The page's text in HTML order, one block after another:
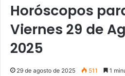
Horóscopos
Viernes 29 de
2025
29 de agosto de 2025 511 1